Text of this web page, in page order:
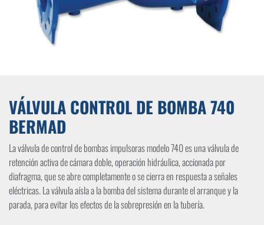
VÁLVULA CONTROL DE BOMBA 740
BERMAD
La válvula de control de bombas impulsoras modelo 740 es una válvula de
retención activa de cámara doble, operación hidráulica, accionada por
diafragma, que se abre completamente o se cierra en respuesta a señales
eléctricas. La válvula aísla a la bomba del sistema durante el arranque y la
parada, para evitar los efectos de la sobrepresión en la tubería.